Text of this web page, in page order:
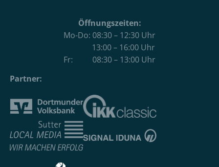
Öffnungszeiten:
Mo-Do: 08:30 – 12:30 Uhr
13:00 – 16:00 Uhr
Fr: 08:30 – 13:00 Uhr
Partner: